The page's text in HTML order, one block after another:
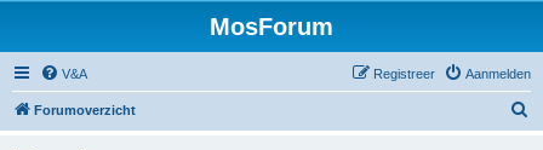
MosForum
V&A Aanmelden
Registreer
Forumoverzicht